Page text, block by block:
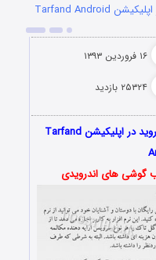
کاربردی ترین ترفندهای اندروید در اپلیکیشن Tarfand Android
۱۶ فروردین ۱۳۹۳
۲۵۳۲۴ بازدید
بهترین و کاربردی ترین ترفندهای اندروید در اپلیکیشن Tarfand
گوشی های اندرویدی